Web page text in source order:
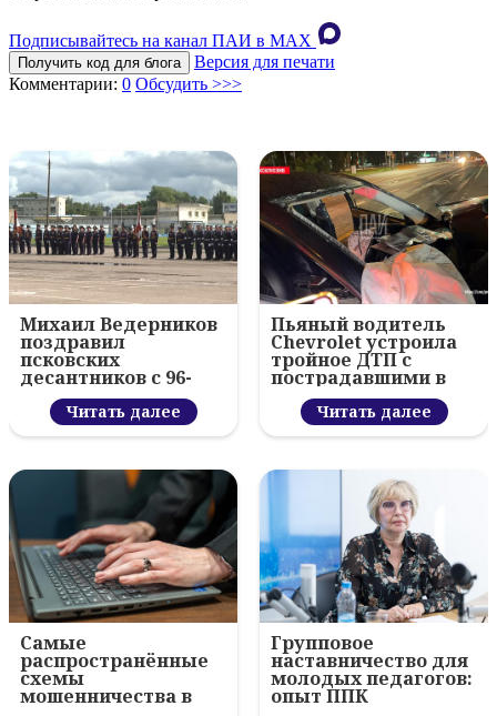
Подписывайтесь на канал ПАИ в MAХ
Получить код для блога
Версия для печати
Комментарии: 0 Обсудить >>>
Михаил Ведерников
поздравил
псковских
десантников с 96-
летием ВДВ и
вручил награды
Читать далее
Пьяный водитель
Chevrolet устроила
тройное ДТП с
пострадавшими в
Пскове
Читать далее
Самые
распространённые
схемы
мошенничества в
Групповое
наставничество для
молодых педагогов:
опыт ППК